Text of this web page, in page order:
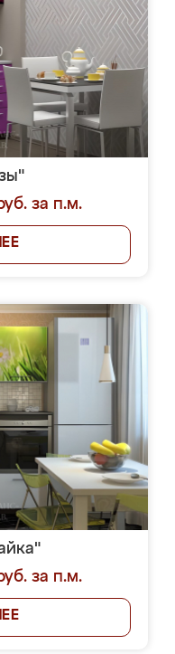
за п.м.
за п.м.